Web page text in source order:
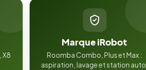
X8
Marque iRobot
Roomba Combo, Plus et Max :
aspiration, lavage et station auto.